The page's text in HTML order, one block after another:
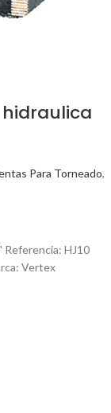
Para Torneado,
Referencia: HJ10
Vertex